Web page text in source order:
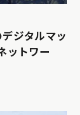
ジタルマッ
ットワー